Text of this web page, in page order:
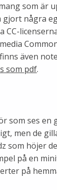
som är
gjort några
CC-
även
som pdf.
som ses en
men de
som höjer
på en
på